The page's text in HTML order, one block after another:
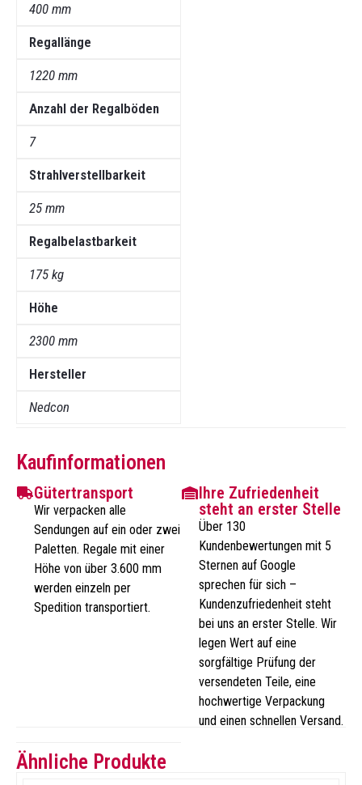
400 mm
Regallänge
1220 mm
Anzahl der Regalböden
7
Strahlverstellbarkeit
25 mm
Regalbelastbarkeit
175 kg
Höhe
2300 mm
Hersteller
Nedcon
Kaufinformationen
Gütertransport
Wir verpacken alle
Sendungen auf ein oder zwei
Paletten. Regale mit einer
Höhe von über 3.600 mm
werden einzeln per
Spedition transportiert.
Ihre Zufriedenheit
steht an erster Stelle
Über 130
Kundenbewertungen mit 5
Sternen auf Google
sprechen für sich –
Kundenzufriedenheit steht
bei uns an erster Stelle. Wir
legen Wert auf eine
sorgfältige Prüfung der
versendeten Teile, eine
hochwertige Verpackung
und einen schnellen Versand.
Ähnliche Produkte